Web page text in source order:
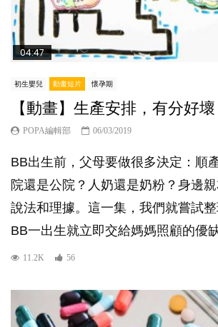
04:47
初生嬰兒 動畫短片 懷孕期
【動畫】生產安排，有分好壞
POPA編輯部 06/03/2019
BB出生前，父母要做很多決定：順
院還是公院？人奶還是奶粉？身邊
說法和理據。這一集，我們就嘗試
BB一出生就立即交給媽媽照顧的優
11.2K 56